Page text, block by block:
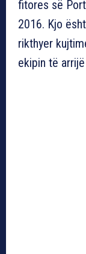
fitores së
2016. Kjo
rikthyer
ekipin të